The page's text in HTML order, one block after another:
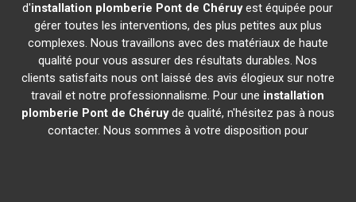
d'installation plomberie Pont de Chéruyest équipée pour
gérer toutes les interventions, des plus petites aux plus
complexes. Nous travaillons avec des matériaux de haute
qualité pour vous assurer des résultats durables. Nos
clients satisfaits nous ont laissé des avis élogieux sur notre
travail et notre professionnalisme. Pour une installation
plomberie Pont de Chéruyde qualité, n'hésitez pas à nous
contacter. Nous sommes à votre disposition pour